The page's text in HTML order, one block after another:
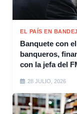
EL PAÍS EN
Banquete con
banqueros,
con la jefa del
28 JULIO, 2026